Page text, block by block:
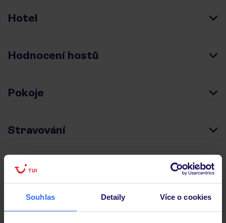
Souhlas Detaily Více o cookies
Hotel
Hodnocení hostů
Pokoje
Stravování
Důležité informace
Často kladené otázky